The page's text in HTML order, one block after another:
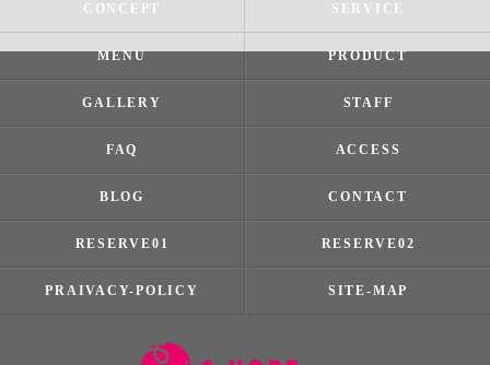
CONCEPT SERVICE
MENU PRODUCT
GALLERY STAFF
FAQ ACCESS
BLOG CONTACT
RESERVE01 RESERVE02
PRAIVACY-POLICY SITE-MAP